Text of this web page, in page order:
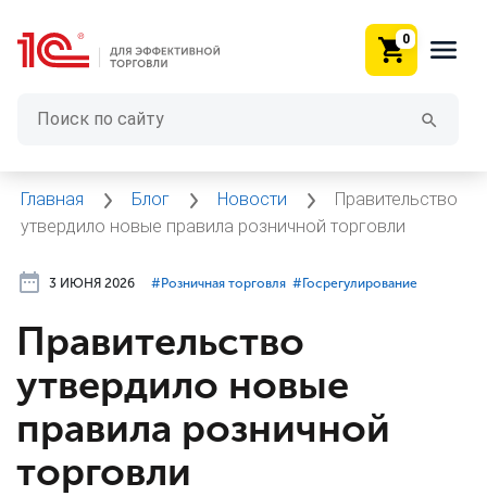
0
Главная Блог Новости
Правительство
утвердило новые правила розничной торговли
3 ИЮНЯ 2026 #⁣Розничная торговля #⁣Госрегулирование
Правительство
утвердило новые
правила розничной
торговли